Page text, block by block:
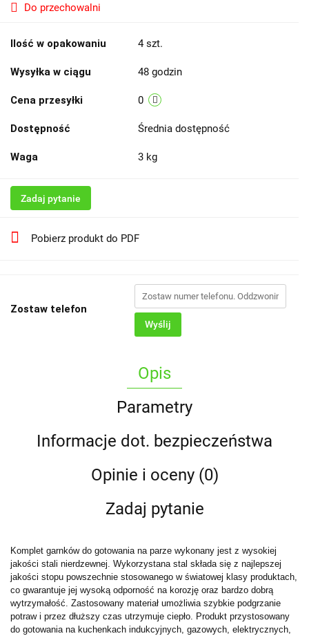
Do przechowalni
Ilość w opakowaniu 4 szt.
Wysyłka w ciągu 48 godzin
Cena przesyłki 0
Dostępność Średnia dostępność
Waga 3 kg
Zadaj pytanie
Pobierz produkt do PDF
Zostaw telefon
Wyślij
Opis
Parametry
Informacje dot. bezpieczeństwa
Opinie i oceny (0)
Zadaj pytanie
Komplet garnków do gotowania na parze wykonany jest z wysokiej
jakości stali nierdzewnej. Wykorzystana stal składa się z najlepszej
jakości stopu powszechnie stosowanego w światowej klasy produktach,
co gwarantuje jej wysoką odporność na korozję oraz bardzo dobrą
wytrzymałość. Zastosowany materiał umożliwia szybkie podgrzanie
potraw i przez dłuższy czas utrzymuje ciepło. Produkt przystosowany
do gotowania na kuchenkach indukcyjnych, gazowych, elektrycznych,